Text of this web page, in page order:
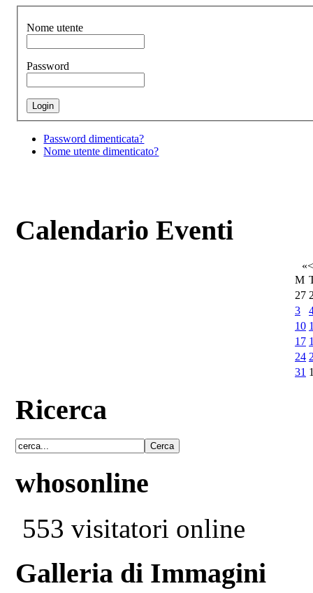
Nome utente
Password
Password dimenticata?
Nome utente dimenticato?
Calendario Eventi
«<
M
27
3
10
17
24
31
Ricerca
whosonline
553 visitatori online
Galleria di Immagini